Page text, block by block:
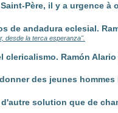
Père, il y a urgence à
de andadura eclesial.
desde la terca esperanza".
clericalismo. Ramón Alario
des jeunes hommes
solution que de